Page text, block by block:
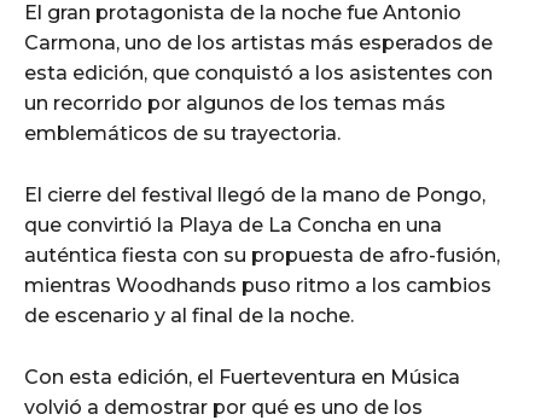
El gran protagonista de la noche fue Antonio
Carmona, uno de los artistas más esperados de
esta edición, que conquistó a los asistentes con
un recorrido por algunos de los temas más
emblemáticos de su trayectoria.
El cierre del festival llegó de la mano de Pongo,
que convirtió la Playa de La Concha en una
auténtica fiesta con su propuesta de afro-fusión,
mientras Woodhands puso ritmo a los cambios
de escenario y al final de la noche.
Con esta edición, el Fuerteventura en Música
volvió a demostrar por qué es uno de los